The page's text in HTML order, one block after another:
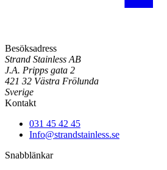
Besöksadress
Strand Stainless AB
J.A. Pripps gata 2
421 32 Västra Frölunda
Sverige
Kontakt
031 45 42 45
Info@strandstainless.se
Snabblänkar